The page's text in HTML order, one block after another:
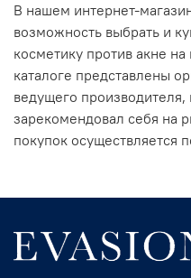
В нашем интернет-
возможность выбрать и
косметику против акне
каталоге представлены
ведущего производителя,
зарекомендовал себя на
покупок осуществляется